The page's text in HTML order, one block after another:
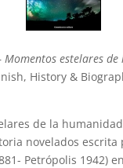
Momentos estelares
History &
de la
novelados escrita
Petrópolis 1942)